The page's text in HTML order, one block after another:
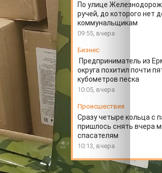
По улице
ручей, до которого нет
коммунальщикам
09:55, вчера
Бизнес
Предприниматель из
округа похитил почти
кубометров песка
10:05, вчера
Происшествия
Сразу четыре кольца с
пришлось снять вчера
спасателям
10:13, вчера